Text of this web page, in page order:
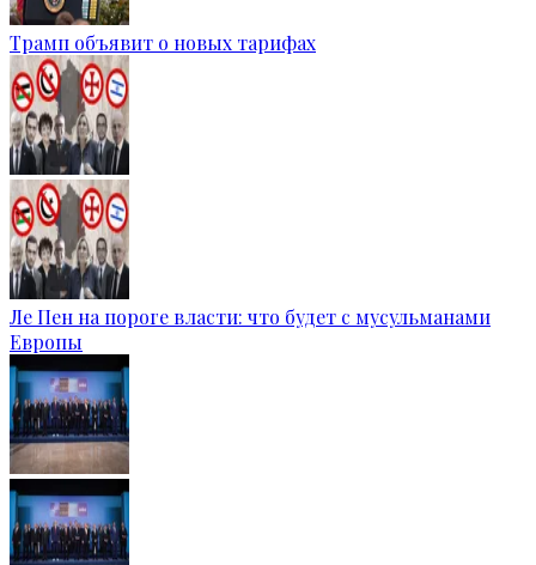
Трамп объявит о новых тарифах
Ле Пен на пороге власти: что будет с мусульманами
Европы